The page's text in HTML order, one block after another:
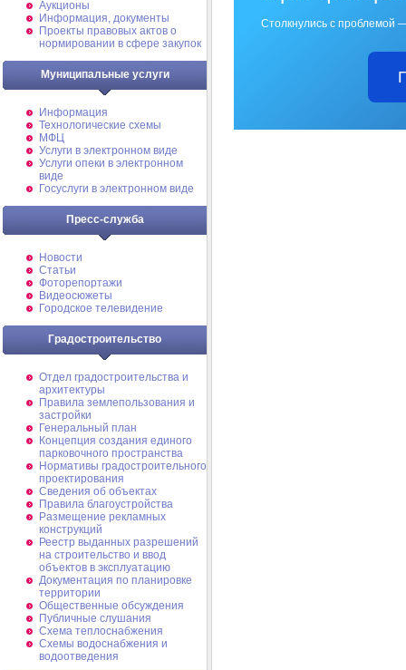
Аукционы
Информация, документы
Проекты правовых актов о
нормировании в сфере закупок
Муниципальные услуги
Информация
Технологические схемы
МФЦ
Услуги в электронном виде
Услуги опеки в электронном
виде
Госуслуги в электронном виде
Пресс-служба
Новости
Статьи
Фоторепортажи
Видеосюжеты
Городское телевидение
Градостроительство
Отдел градостроительства и
архитектуры
Правила землепользования и
застройки
Генеральный план
Концепция создания единого
парковочного пространства
Нормативы градостроительного
проектирования
Сведения об объектах
Правила благоустройства
Размещение рекламных
конструкций
Реестр выданных разрешений
на строительство и ввод
объектов в эксплуатацию
Документация по планировке
территории
Общественные обсуждения
Публичные слушания
Схема теплоснабжения
Схемы водоснабжения и
водоотведения
Столкнулись с проблемой